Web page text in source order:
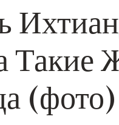
Такие
(фото)